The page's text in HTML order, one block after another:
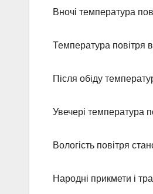
Вночі температура
Температура повітря
Після обіду
Увечері температура
Вологість повітря
Народні прикмети і